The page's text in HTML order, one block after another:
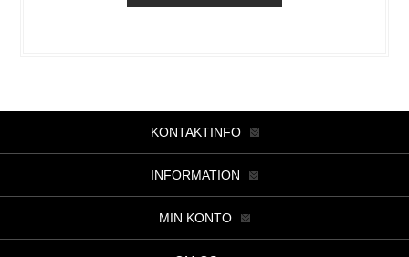
KONTAKTINFO
INFORMATION
MIN KONTO